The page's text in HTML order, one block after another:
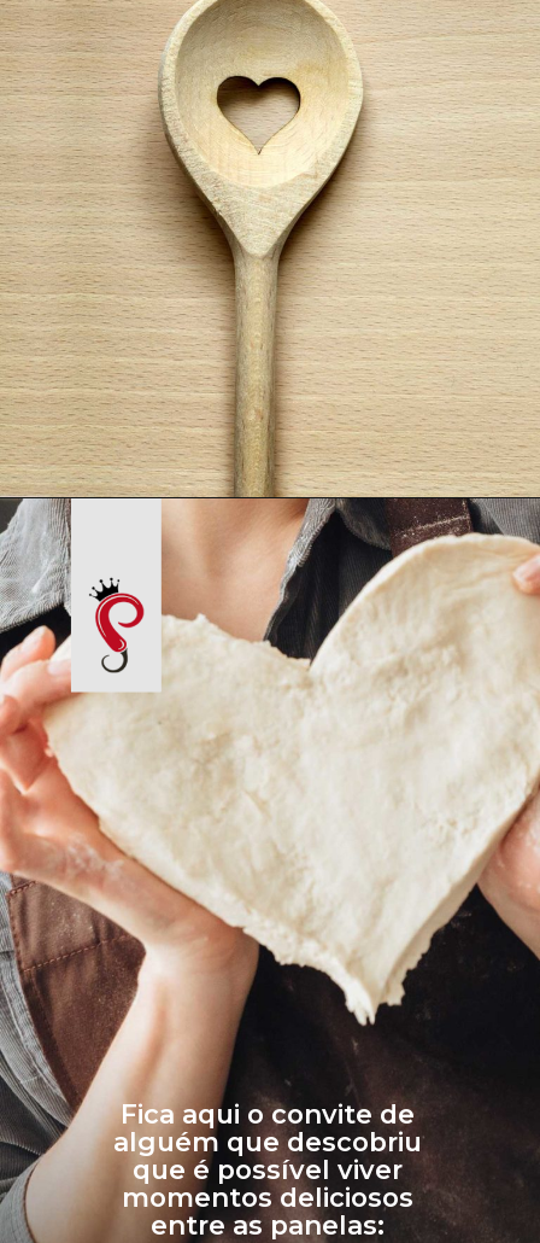
Fica aqui o convite de
alguém que descobriu
que é possível viver
momentos deliciosos
entre as panelas: